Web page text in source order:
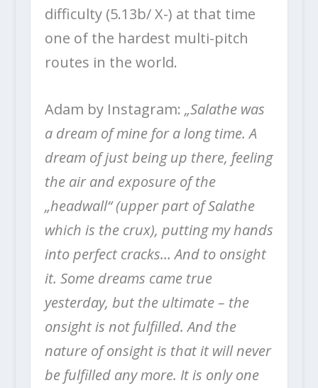
difficulty (5.13b/ X-) at that time
one of the hardest multi-pitch
routes in the world.
Adam by Instagram: „Salathe was
a dream of mine for a long time. A
dream of just being up there, feeling
the air and exposure of the
„headwall“ (upper part of Salathe
which is the crux), putting my hands
into perfect cracks… And to onsight
it. Some dreams came true
yesterday, but the ultimate – the
onsight is not fulfilled. And the
nature of onsight is that it will never
be fulfilled any more. It is only one